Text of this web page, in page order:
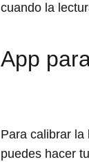
cuando la
App
Para calibrar la
puedes hacer